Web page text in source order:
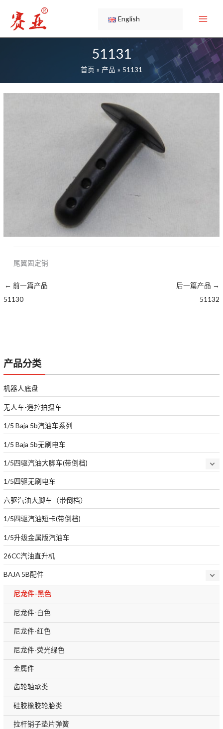
容
English
51131
首页 产品 51131
产品分类
机器人底盘
无人车-遥控拍摄车
1/5 Baja 5b汽油车系列
1/5 Baja 5b无刷电车
1/5四驱汽油大脚车(带倒档)
1/5四驱无刷电车
六驱汽油大脚车（带倒档）
1/5四驱汽油短卡(带倒档)
1/5升级金属版汽油车
26CC汽油直升机
BAJA 5B配件
尼龙件-黑色
尼龙件-白色
尼龙件-红色
尼龙件-荧光绿色
金属件
齿轮轴承类
硅胶橡胶轮胎类
拉杆销子垫片弹簧
尾翼固定销
← 前一篇产品
51130
后一篇产品 →
51132